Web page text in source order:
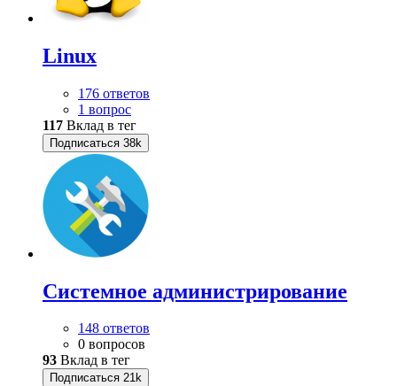
Linux
176 ответов
1 вопрос
117 Вклад в тег
Подписаться 38k
Системное администрирование
148 ответов
0 вопросов
93 Вклад в тег
Подписаться 21k